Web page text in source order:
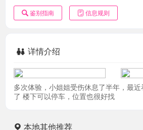
鉴别指南 信息规则
详情介绍
多次体验，小姐姐受伤休息了半年，最
了 楼下可以停车，位置也很好找
本地其他推荐